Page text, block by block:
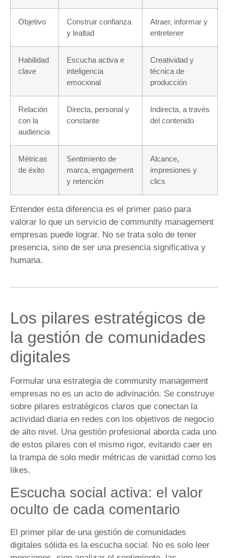
Objetivo
Construir confianza
y lealtad
Atraer, informar y
entretener
Habilidad
clave
Escucha activa e
inteligencia
emocional
Creatividad y
técnica de
producción
Relación
con la
audiencia
Directa, personal y
constante
Indirecta, a través
del contenido
Métricas
de éxito
Sentimiento de
marca, engagement
y retención
Alcance,
impresiones y
clics
Entender esta diferencia es el primer paso para
valorar lo que un servicio de community management
empresas puede lograr. No se trata solo de tener
presencia, sino de ser una presencia significativa y
humana.
Los pilares estratégicos de
la gestión de comunidades
digitales
Formular una estrategia de community management
empresas no es un acto de adivinación. Se construye
sobre pilares estratégicos claros que conectan la
actividad diaria en redes con los objetivos de negocio
de alto nivel. Una gestión profesional aborda cada uno
de estos pilares con el mismo rigor, evitando caer en
la trampa de solo medir métricas de vanidad como los
likes.
Escucha social activa: el valor
oculto de cada comentario
El primer pilar de una gestión de comunidades
digitales sólida es la escucha social. No es solo leer